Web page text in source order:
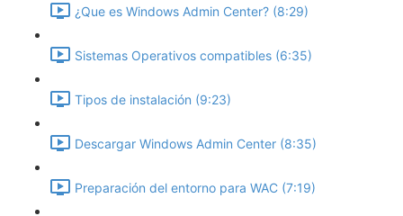
¿Que es Windows Admin Center? (8:29)
Sistemas Operativos compatibles (6:35)
Tipos de instalación (9:23)
Descargar Windows Admin Center (8:35)
Preparación del entorno para WAC (7:19)